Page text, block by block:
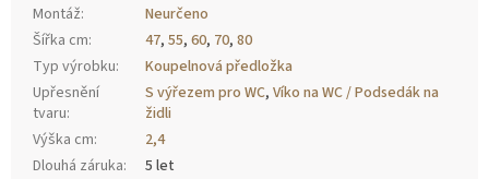
Montáž:
Neurčeno
Šířka cm: 47, 55, 60, 70, 80
Typ výrobku:
Koupelnová předložka
Upřesnění
tvaru:
S výřezem pro WC, Víko na WC / Podsedák na
židli
Výška cm:
2,4
Dlouhá záruka:
5 let